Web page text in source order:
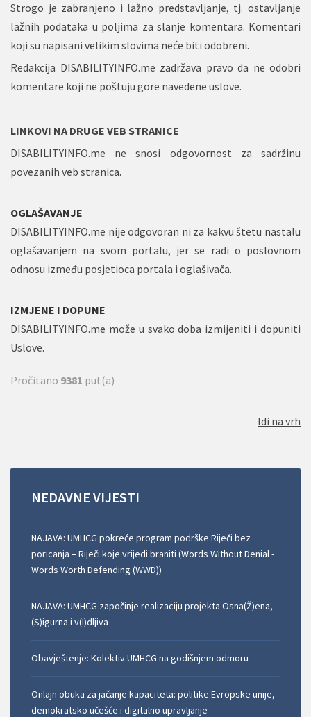
Strogo je zabranjeno i lažno predstavljanje, tj. ostavljanje
lažnih podataka u poljima za slanje komentara. Komentari
koji su napisani velikim slovima neće biti odobreni.
Redakcija DISABILITYINFO.me zadržava pravo da ne odobri
komentare koji ne poštuju gore navedene uslove.
LINKOVI NA DRUGE VEB STRANICE
DISABILITYINFO.me ne snosi odgovornost za sadržinu
povezanih veb stranica.
OGLAŠAVANJE
DISABILITYINFO.me nije odgovoran ni za kakvu štetu nastalu
oglašavanjem na svom portalu, jer se radi o poslovnom
odnosu između posjetioca portala i oglašivača.
IZMJENE I DOPUNE
DISABILITYINFO.me može u svako doba izmijeniti i dopuniti
Uslove.
Pročitano 9381 put(a)
Idi na vrh
NEDAVNE VIJESTI
NAJAVA: UMHCG pokreće program podrške Riječi bez
poricanja – Riječi koje vrijedi braniti (Words Without Denial -
Words Worth Defending (WWD))
NAJAVA: UMHCG započinje realizaciju projekta Osna(Ž)ena,
(S)igurna i v(I)dljiva
Obavještenje: Kolektiv UMHCG na godišnjem odmoru
Onlajn obuka za jačanje kapaciteta: politike Evropske unije,
demokratsko učešće i digitalno upravljanje